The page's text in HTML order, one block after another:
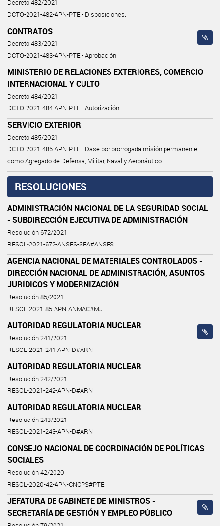
Decreto 482/2021
DCTO-2021-482-APN-PTE - Disposiciones.
CONTRATOS
Decreto 483/2021
DCTO-2021-483-APN-PTE - Aprobación.
MINISTERIO DE RELACIONES EXTERIORES, COMERCIO
INTERNACIONAL Y CULTO
Decreto 484/2021
DCTO-2021-484-APN-PTE - Autorización.
SERVICIO EXTERIOR
Decreto 485/2021
DCTO-2021-485-APN-PTE - Dase por prorrogada misión permanente
como Agregado de Defensa, Militar, Naval y Aeronáutico.
RESOLUCIONES
ADMINISTRACIÓN NACIONAL DE LA SEGURIDAD SOCIAL
- SUBDIRECCIÓN EJECUTIVA DE ADMINISTRACIÓN
Resolución 672/2021
RESOL-2021-672-ANSES-SEA#ANSES
AGENCIA NACIONAL DE MATERIALES CONTROLADOS -
DIRECCIÓN NACIONAL DE ADMINISTRACIÓN, ASUNTOS
JURÍDICOS Y MODERNIZACIÓN
Resolución 85/2021
RESOL-2021-85-APN-ANMAC#MJ
AUTORIDAD REGULATORIA NUCLEAR
Resolución 241/2021
RESOL-2021-241-APN-D#ARN
AUTORIDAD REGULATORIA NUCLEAR
Resolución 242/2021
RESOL-2021-242-APN-D#ARN
AUTORIDAD REGULATORIA NUCLEAR
Resolución 243/2021
RESOL-2021-243-APN-D#ARN
CONSEJO NACIONAL DE COORDINACIÓN DE POLÍTICAS
SOCIALES
Resolución 42/2020
RESOL-2020-42-APN-CNCPS#PTE
JEFATURA DE GABINETE DE MINISTROS -
SECRETARÍA DE GESTIÓN Y EMPLEO PÚBLICO